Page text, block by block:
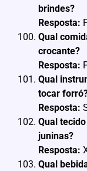
brindes?
Resposta:
Qual
crocante?
Resposta:
Qual
tocar
Resposta:
Qual
juninas?
Resposta:
Qual